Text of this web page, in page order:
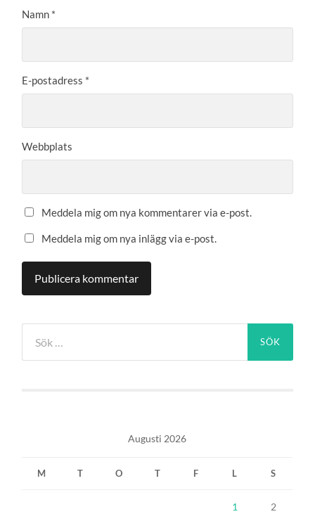
Namn *
E-postadress *
Webbplats
Meddela mig om nya kommentarer via e-post.
Meddela mig om nya inlägg via e-post.
efter:
Augusti 2026
M T O T F L S
1 2